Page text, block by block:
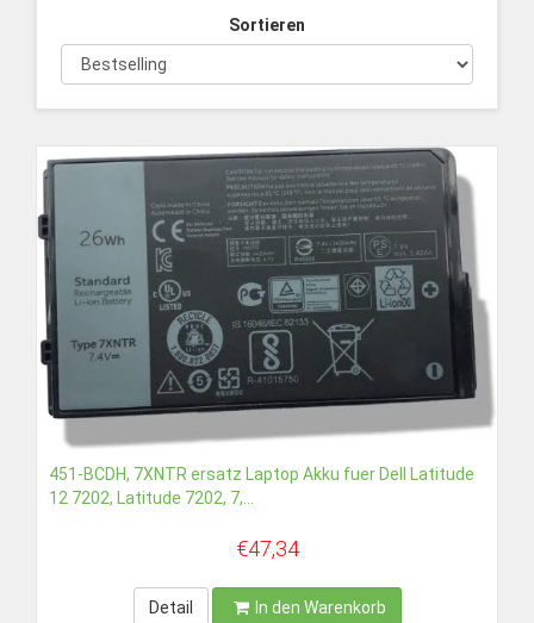
Sortieren
451-BCDH, 7XNTR ersatz Laptop Akku fuer Dell Latitude
12 7202, Latitude 7202, 7,...
€47,34
Detail In den Warenkorb